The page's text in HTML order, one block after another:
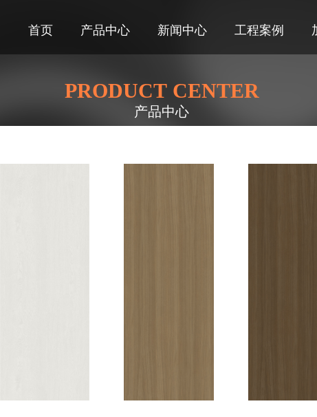
首页 产品中心 新闻中心 工程案例
PRODUCT CENTER
产品中心